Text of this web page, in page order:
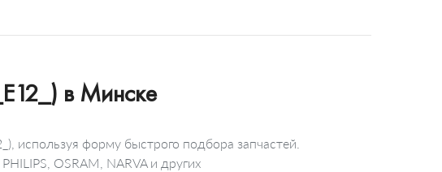
в Минске
используя форму быстрого подбора запчастей.
OSRAM, NARVA и других